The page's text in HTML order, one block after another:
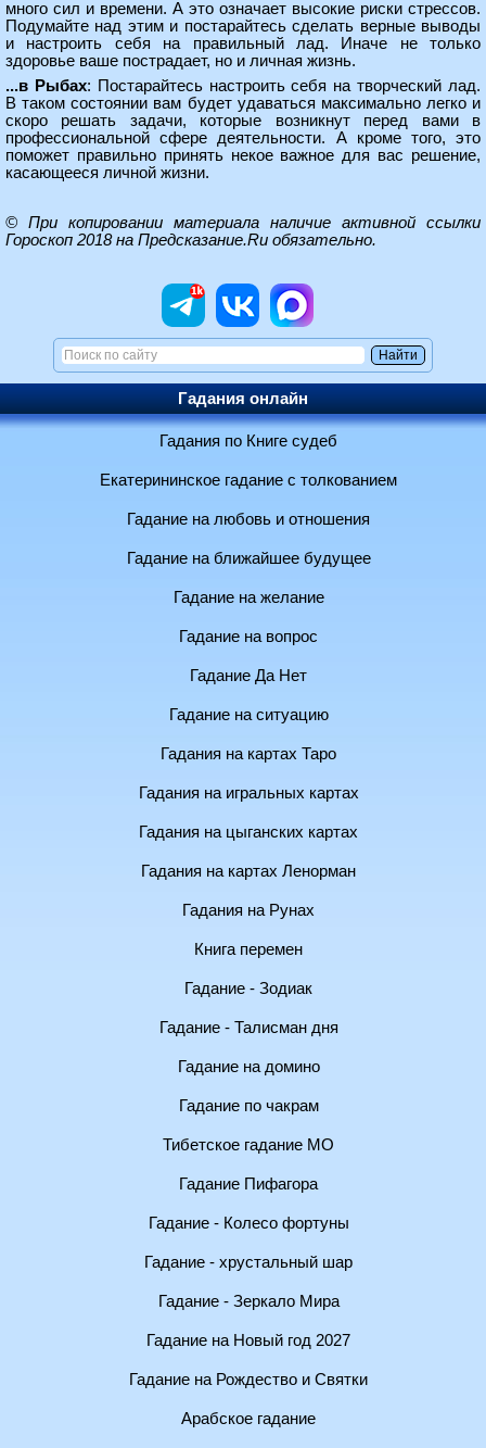
много сил и времени. А это означает высокие риски стрессов.
Подумайте над этим и постарайтесь сделать верные выводы
и настроить себя на правильный лад. Иначе не только
здоровье ваше пострадает, но и личная жизнь.
...в Рыбах: Постарайтесь настроить себя на творческий лад.
В таком состоянии вам будет удаваться максимально легко и
скоро решать задачи, которые возникнут перед вами в
профессиональной сфере деятельности. А кроме того, это
поможет правильно принять некое важное для вас решение,
касающееся личной жизни.
© При копировании материала наличие активной ссылки
Гороскоп 2018 на Предсказание.Ru обязательно.
Гадания онлайн
Гадания по Книге судеб
Екатерининское гадание с толкованием
Гадание на любовь и отношения
Гадание на ближайшее будущее
Гадание на желание
Гадание на вопрос
Гадание Да Нет
Гадание на ситуацию
Гадания на картах Таро
Гадания на игральных картах
Гадания на цыганских картах
Гадания на картах Ленорман
Гадания на Рунах
Книга перемен
Гадание - Зодиак
Гадание - Талисман дня
Гадание на домино
Гадание по чакрам
Тибетское гадание МО
Гадание Пифагора
Гадание - Колесо фортуны
Гадание - хрустальный шар
Гадание - Зеркало Мира
Гадание на Новый год 2027
Гадание на Рождество и Святки
Арабское гадание